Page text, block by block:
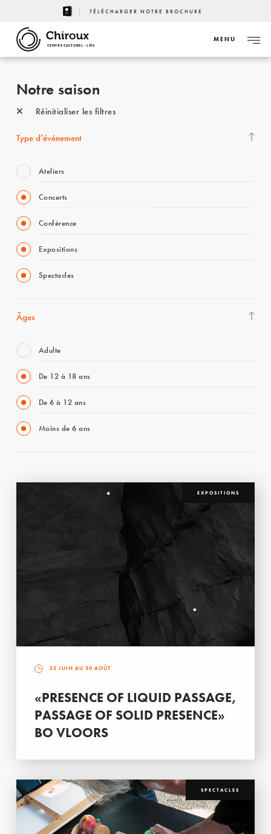
TÉLÉCHARGER NOTRE BROCHURE
CENTRE CULTUREL - LIÈGE
MENU
Notre saison
Réinitialiser les filtres
Type d’événement
Ateliers
Concerts
Conférence
Expositions
Spectacles
Âges
Adulte
De 12 à 18 ans
De 6 à 12 ans
Moins de 6 ans
EXPOSITIONS
25 JUIN AU 30 AOÛT
«PRESENCE OF LIQUID PASSAGE,
PASSAGE OF SOLID PRESENCE»
BO VLOORS
SPECTACLES